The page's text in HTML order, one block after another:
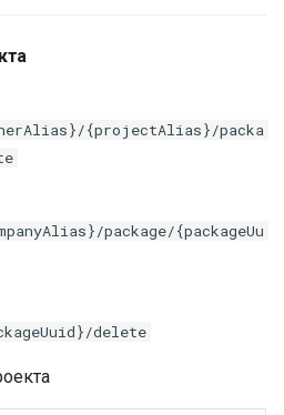
{projectAlias}/packa
package/{packageUu
delete